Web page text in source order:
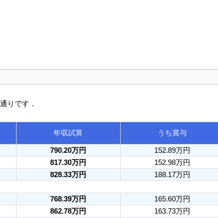
りです．
年収試算 うち賞与
790.20万円
152.89万円
817.30万円
152.98万円
828.33万円
188.17万円
768.39万円
165.60万円
862.78万円
163.73万円